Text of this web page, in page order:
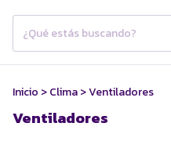
Inicio >Clima>Ventiladores
Ventiladores